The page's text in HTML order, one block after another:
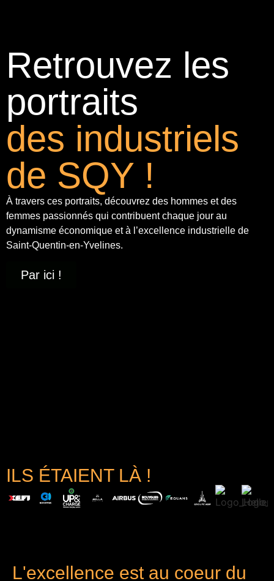
Retrouvez les
portraits
des industriels
de SQY !
À travers ces portraits, découvrez des hommes et des
femmes passionnés qui contribuent chaque jour au
dynamisme économique et à l’excellence industrielle de
Saint-Quentin-en-Yvelines.
Par ici !
ILS ÉTAIENT LÀ !
L'excellence est au coeur du